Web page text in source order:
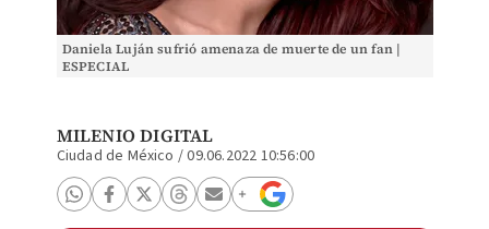
Daniela Luján sufrió amenaza de muerte de un fan |
ESPECIAL
MILENIO DIGITAL
Ciudad de México /09.06.2022 10:56:00